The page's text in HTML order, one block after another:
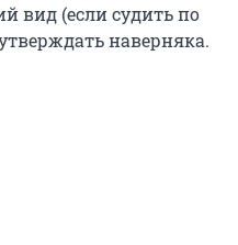
вид (если судить по
наверняка.